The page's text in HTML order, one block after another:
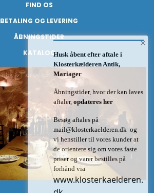
FIND OS
BETALING OG LEVERING
ÅBNINGSTIDER
KATALOG
×
Husk åbent efter aftale i
Klosterkælderen Antik,
Mariager
Åbningstider, hvor der kan laves
aftaler, opdateres her
Besøg aftales på
mail@klosterkaelderen.dk og
vi henstiller til vores kunder at
de orientere sig om vores faste
priser og varer bestilles på
forhånd via
www.klosterkaelderen.